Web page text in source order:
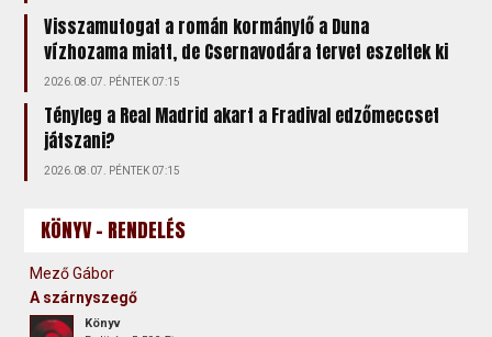
Visszamutogat a román kormányfő a Duna
vízhozama miatt, de Csernavodára tervet eszeltek ki
2026.08.07. PÉNTEK 07:15
Tényleg a Real Madrid akart a Fradival edzőmeccset
játszani?
2026.08.07. PÉNTEK 07:15
KÖNYV - RENDELÉS
Mező Gábor
A szárnyszegő
Könyv